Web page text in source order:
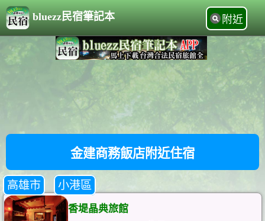
bluezz民宿筆記本 附近
金建商務飯店附近住宿
高雄市 小港區
香堤晶典旅館